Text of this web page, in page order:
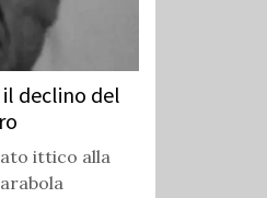
il declino del
ittico alla